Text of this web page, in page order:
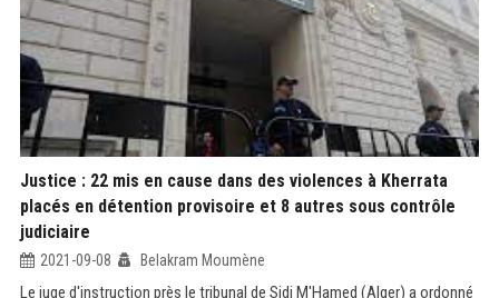
Justice : 22 mis en cause dans des violences à Kherrata
placés en détention provisoire et 8 autres sous contrôle
judiciaire
2021-09-08 Belakram Moumène
Le juge d'instruction près le tribunal de Sidi M'Hamed (Alger) a ordonné